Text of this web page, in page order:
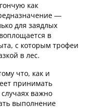
как
—
для заядлых
в
с которым трофеи
в лес.
что, как и
принимать
важно
выполнение